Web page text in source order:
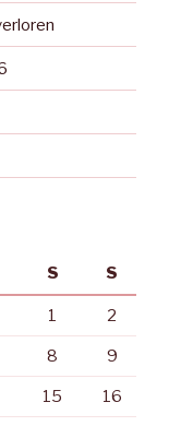
S S
1 2
8 9
15 16